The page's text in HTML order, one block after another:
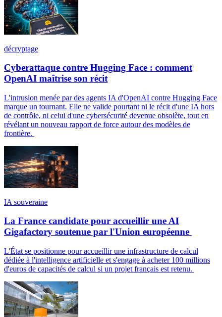
décryptage
Cyberattaque contre Hugging Face : comment
OpenAI maîtrise son récit
L'intrusion menée par des agents IA d'OpenAI contre Hugging Face
marque un tournant. Elle ne valide pourtant ni le récit d'une IA hors
de contrôle, ni celui d'une cybersécurité devenue obsolète, tout en
révélant un nouveau rapport de force autour des modèles de
frontière.
IA souveraine
La France candidate pour accueillir une AI
Gigafactory soutenue par l'Union européenne
L'État se positionne pour accueillir une infrastructure de calcul
dédiée à l'intelligence artificielle et s'engage à acheter 100 millions
d'euros de capacités de calcul si un projet français est retenu.